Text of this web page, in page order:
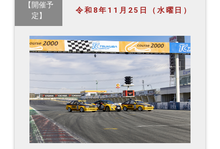
【開催予
定】
令和8年11月25日（水曜日）